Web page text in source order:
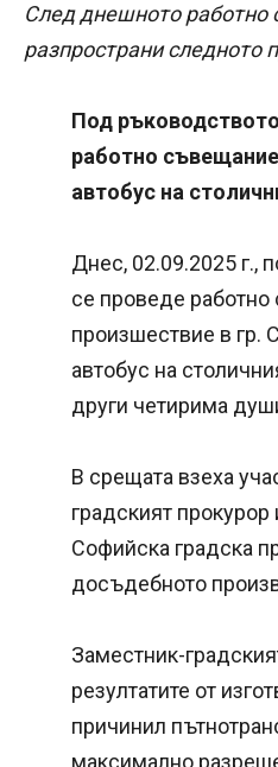
След днешното работно
разпространи следното
Под
работно
автобус на
Днес, 02.09.2025 г.,
се проведе
произшествие в гр.
автобус на
други четирима
В срещата взеха
градският
Софийска градска
досъдебното
Заместник-
резултатите от
причинил